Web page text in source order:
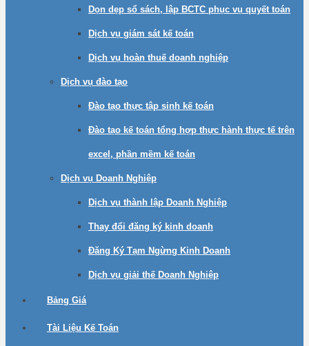
Dọn dẹp sổ sách, lập BCTC phục vụ quyết toán
Dịch vụ giám sát kế toán
Dịch vụ hoàn thuế doanh nghiệp
Dịch vụ đào tạo
Đào tạo thực tập sinh kế toán
Đào tạo kế toán tổng hợp thực hành thực tế trên
excel, phần mềm kế toán
Dịch vụ Doanh Nghiệp
Dịch vụ thành lập Doanh Nghiệp
Thay đổi đăng ký kinh doanh
Đăng Ký Tạm Ngừng Kinh Doanh
Dịch vụ giải thế Doanh Nghiệp
Bảng Giá
Tài Liệu Kế Toán